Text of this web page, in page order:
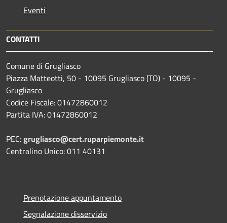
Eventi
CONTATTI
Comune di Grugliasco
Piazza Matteotti, 50 - 10095 Grugliasco (TO) - 10095 -
Grugliasco
Codice Fiscale: 01472860012
Partita IVA: 01472860012
PEC:grugliasco@cert.ruparpiemonte.it
Centralino Unico: 011 40131
Prenotazione appuntamento
Segnalazione disservizio